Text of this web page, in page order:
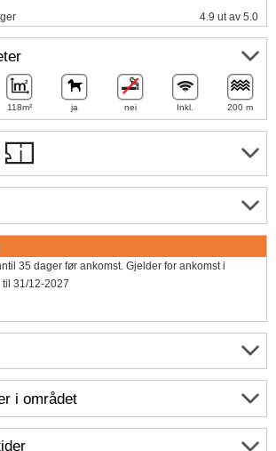
4.9 ut av 5.0
118m² ja nei Inkl. 200 m
35 dager før ankomst. Gjelder for ankomst i
31/12-2027
i området